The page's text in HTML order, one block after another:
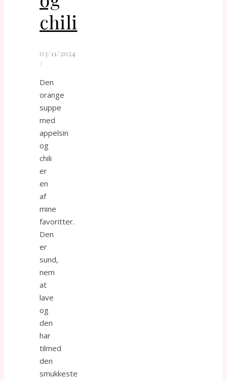
chili
03/11/2024
/
Den
orange
suppe
med
appelsin
og
chili
er
en
af
mine
favoritter.
Den
er
sund,
nem
at
lave
og
den
har
tilmed
den
smukkeste